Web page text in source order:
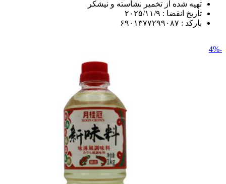
تهیه شده از تخمیر نشاسته و نیشکر
تاریخ انقضا : ۲۰۲۵/۱۱/۹
باركد : ۶۹۰۱۳۷۷۲۹۹۰۸۷
-4%